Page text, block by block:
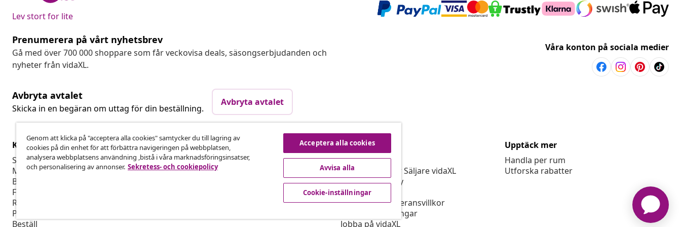
Lev stort for lite
Prenumerera på vårt nyhetsbrev
Gå med över 700 000 shoppare som får veckovisa deals, säsongserbjudanden och
nyheter från vidaXL.
Våra konton på sociala medier
Avbryta avtalet
Skicka in en begäran om uttag för din beställning.
Avbryta avtalet
Kundservice
Spåra din beställning
Mitt konto
Betalning
Frakt & Leverans
Retur
Produktinformation
Beställ
Företag
Affiliate-program
Producera för vidaXL
Marknadsföringssamarbete
vidaXL
Om vidaXL
Allmänna villkor Säljare vidaXL
Integritetspolicy
Cookiepolicy
Prioriterade leveransvillkor
Cookie-inställningar
Jobba på vidaXL
Upptäck mer
Handla per rum
Utforska rabatter
Genom att klicka på "acceptera alla cookies" samtycker du till lagring av
cookies på din enhet för att förbättra navigeringen på webbplatsen,
analysera webbplatsens användning ,bistå i våra marknadsföringsinsatser,
och personalisering av annonser. Sekretess- och cookiepolicy
Acceptera alla cookies
Avvisa alla
Cookie-inställningar